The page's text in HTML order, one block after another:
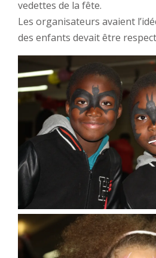
vedettes de la fête.
Les organisateurs avaient
des enfants devait être